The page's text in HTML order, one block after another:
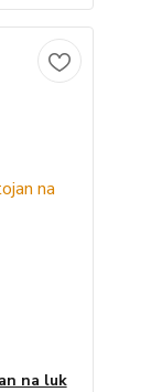
na luk